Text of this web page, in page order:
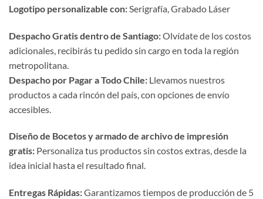
Logotipo personalizable con: Serigrafía, Grabado Láser
Despacho Gratis dentro de Santiago:Olvídate de los costos
adicionales, recibirás tu pedido sin cargo en toda la región
metropolitana.
Despacho por Pagar a Todo Chile: Llevamos nuestros
productos a cada rincón del país, con opciones de envío
accesibles.
Diseño de Bocetos y armado de archivo de impresión
gratis: Personaliza tus productos sin costos extras, desde la
idea inicial hasta el resultado final.
Entregas Rápidas:Garantizamos tiempos de producción de 5